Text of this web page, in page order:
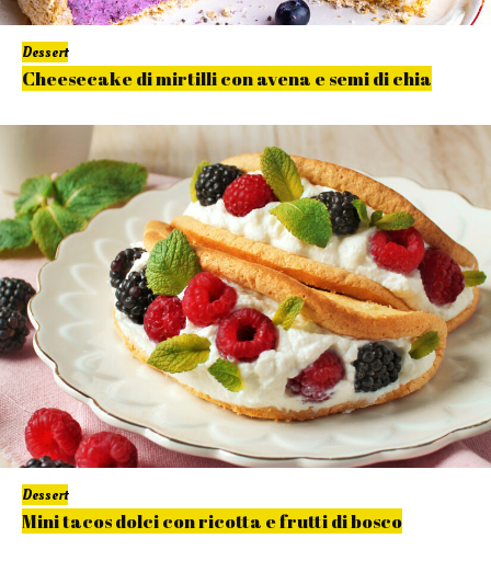
Dessert
Cheesecake di mirtilli con avena e semi di chia
Dessert
Mini tacos dolci con ricotta e frutti di bosco